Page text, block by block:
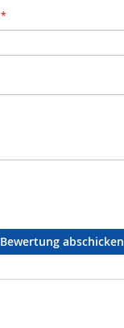
Bewertung abschicken